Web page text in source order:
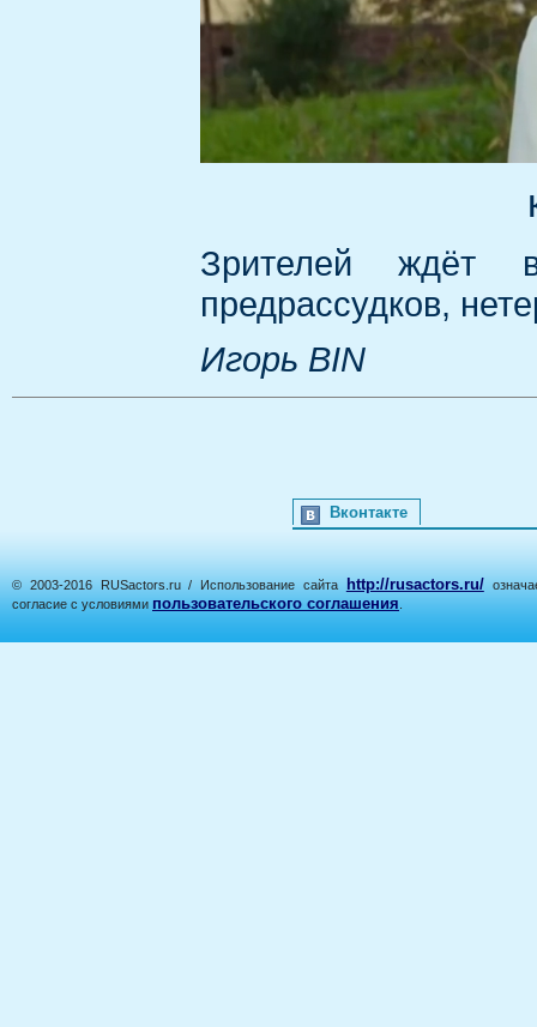
Зрителей ждёт
предрассудков,
Игорь BIN
Вконтакте
© 2003-2016 RUSactors.ru / Использование сайта http://rusactors.ru/
согласие с условиями пользовательского соглашения